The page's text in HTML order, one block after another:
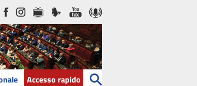
Accesso rapido